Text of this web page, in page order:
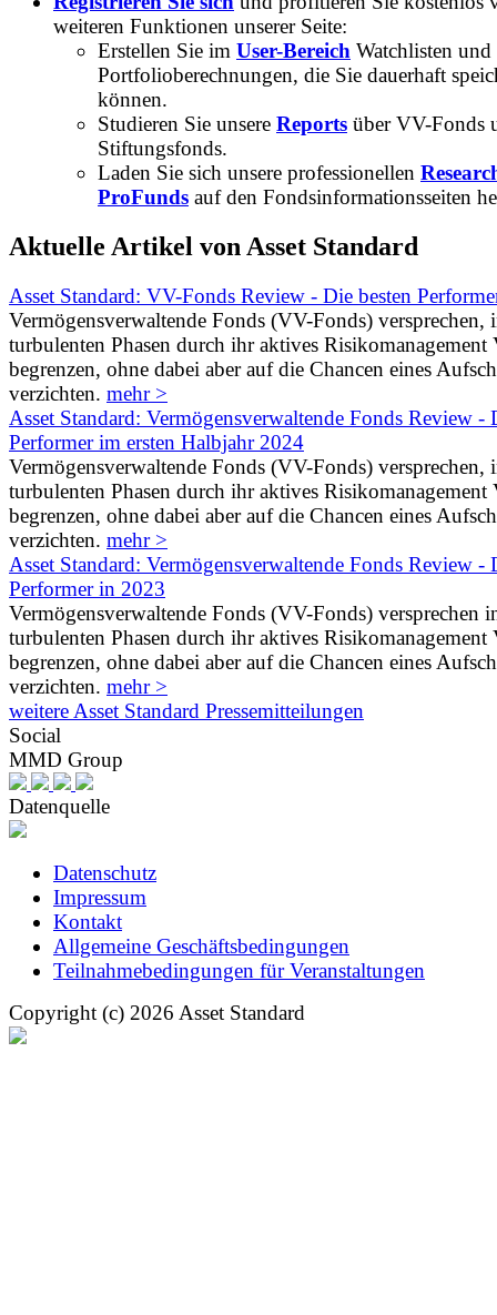
weiteren Funktionen unserer Seite:
Erstellen Sie im User-Bereich Watchlisten und
Portfolioberechnungen, die Sie dauerhaft
können.
Studieren Sie unsere Reports über VV-Fonds
Stiftungsfonds.
Laden Sie sich unsere professionellen
ProFunds auf den Fondsinformationsseiten
Aktuelle Artikel von Asset Standard
Asset Standard: VV-Fonds Review - Die besten
Vermögensverwaltende Fonds (VV-Fonds) versprechen,
turbulenten Phasen durch ihr aktives Risikomanagement
begrenzen, ohne dabei aber auf die Chancen eines
verzichten. mehr >
Asset Standard: Vermögensverwaltende Fonds Review -
Performer im ersten Halbjahr 2024
Vermögensverwaltende Fonds (VV-Fonds) versprechen,
turbulenten Phasen durch ihr aktives Risikomanagement
begrenzen, ohne dabei aber auf die Chancen eines
verzichten. mehr >
Asset Standard: Vermögensverwaltende Fonds Review -
Performer in 2023
Vermögensverwaltende Fonds (VV-Fonds) versprechen
turbulenten Phasen durch ihr aktives Risikomanagement
begrenzen, ohne dabei aber auf die Chancen eines
verzichten. mehr >
weitere Asset Standard Pressemitteilungen
Social
MMD Group
Datenquelle
Datenschutz
Impressum
Kontakt
Allgemeine Geschäftsbedingungen
Teilnahmebedingungen für Veranstaltungen
Copyright (c) 2026 Asset Standard